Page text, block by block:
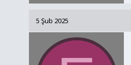
5 Şub 2025